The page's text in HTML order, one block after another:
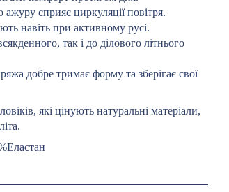
ажуру сприяє циркуляції повітря.
навіть при активному русі.
так і до ділового літнього
добре тримає форму та зберігає свої
які цінують натуральні матеріали,